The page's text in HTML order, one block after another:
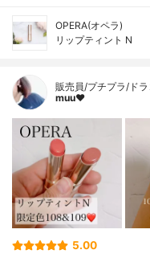
OPERA(オペラ)
リップティント N
販売員/プチプラ/ド
muu❤︎
5.00